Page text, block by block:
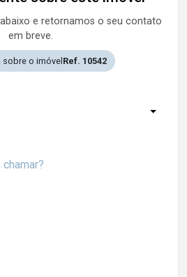
e retornamos o seu contato
em breve.
o imóvel Ref. 10542